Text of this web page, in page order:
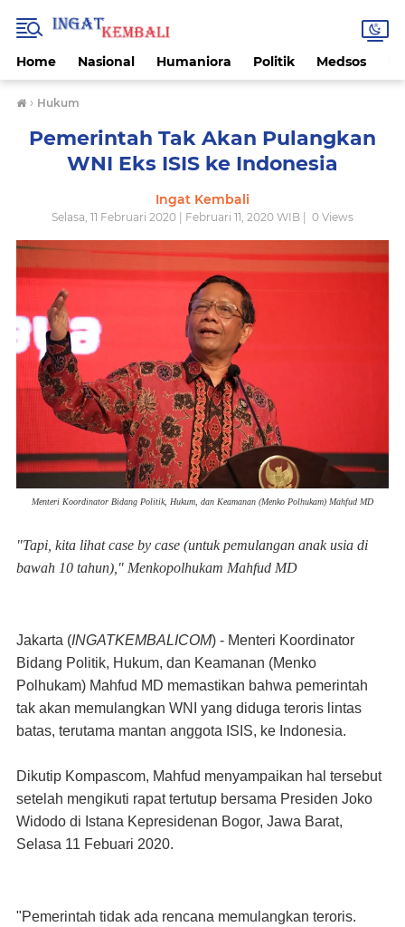
Home Nasional Humaniora Politik Medsos
› Hukum
Pemerintah Tak Akan Pulangkan
WNI Eks ISIS ke Indonesia
Ingat Kembali
Selasa, 11 Februari 2020 | Februari 11, 2020 WIB | 0 Views
Menteri Koordinator Bidang Politik, Hukum, dan Keamanan (Menko Polhukam) Mahfud MD
"Tapi, kita lihat case by case (untuk pemulangan anak usia di
bawah 10 tahun)," Menkopolhukam Mahfud MD
Jakarta (INGATKEMBALICOM) - Menteri Koordinator
Bidang Politik, Hukum, dan Keamanan (Menko
Polhukam) Mahfud MD memastikan bahwa pemerintah
tak akan memulangkan WNI yang diduga teroris lintas
batas, terutama mantan anggota ISIS, ke Indonesia.
Dikutip Kompascom, Mahfud menyampaikan hal tersebut
setelah mengikuti rapat tertutup bersama Presiden Joko
Widodo di Istana Kepresidenan Bogor, Jawa Barat,
Selasa 11 Febuari 2020.
"Pemerintah tidak ada rencana memulangkan teroris.